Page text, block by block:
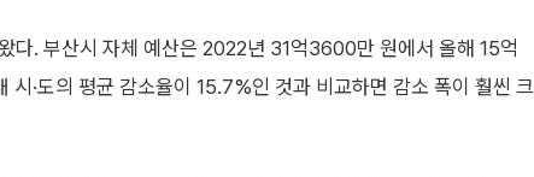
다. 부산시 자체 예산은 2022년 31억3600만 원에서 올해 15억
·도의 평균 감소율이 15.7%인 것과 비교하면 감소 폭이 훨씬 크